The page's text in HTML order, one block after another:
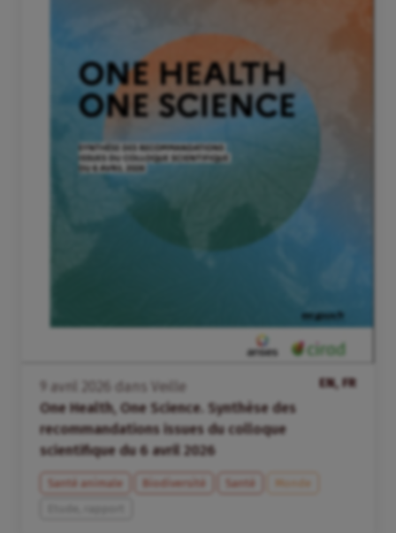
EN, FR
avril dans
Veille
One Health, One Science. Synthèse des
recommandations issues du colloque
scientifique du 6 avril 2026
Santé animale Biodiversité Santé
Monde